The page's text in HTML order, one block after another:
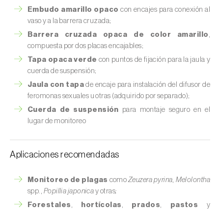
Embudo amarillo opaco con encajes para conexión al
vaso y a la barrera cruzada;
Barrera cruzada opaca de color amarillo
compuesta por dos placas encajables;
Tapa opaca verde con puntos de fijación para la jaula y
cuerda de suspensión;
Jaula con tapade encaje para instalación del difusor de
feromonas sexuales u otras (adquirido por separado);
Cuerda de suspensión para montaje seguro en el
lugar de monitoreo
Aplicaciones recomendadas
Monitoreo de plagas comoZeuzera pyrina, Melolontha
spp., Popillia japonica y otras;
Forestales , hortícolas , prados, pastos y